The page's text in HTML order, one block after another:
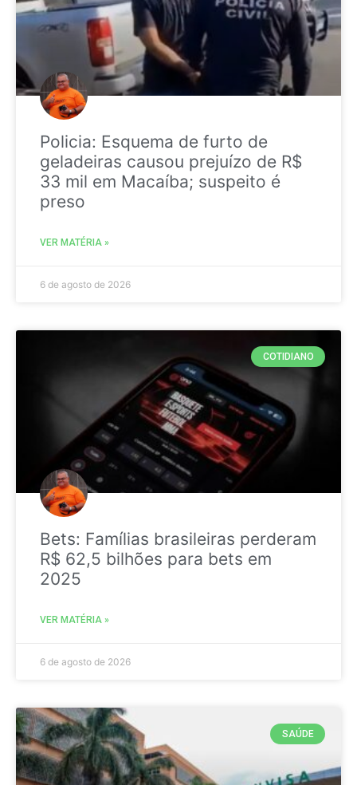
Policia: Esquema de furto de
geladeiras causou prejuízo de R$
33 mil em Macaíba; suspeito é
preso
VER MATÉRIA »
6 de agosto de 2026
COTIDIANO
Bets: Famílias brasileiras perderam
R$ 62,5 bilhões para bets em
2025
VER MATÉRIA »
6 de agosto de 2026
SAÚDE